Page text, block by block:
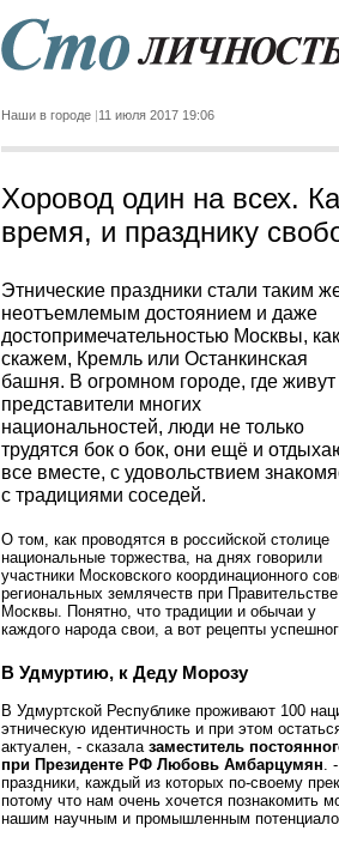
Наши в городе 11 июля 2017 19:06
Хоровод один на всех.
время, и празднику
Этнические праздники стали таким
неотъемлемым достоянием и даже
достопримечательностью Москвы,
скажем, Кремль или Останкинская
башня. В огромном городе, где живут
представители многих
национальностей, люди не только
трудятся бок о бок, они ещё и
все вместе, с удовольствием
с традициями соседей.
О том, как проводятся в российской столице
национальные торжества, на днях говорили
участники Московского координационного
региональных землячеств при Правительстве
Москвы. Понятно, что традиции и обычаи у
каждого народа свои, а вот рецепты
В Удмуртию, к Деду Морозу
В Удмуртской Республике проживают 100
этническую идентичность и при этом
актуален, - сказала заместитель
при Президенте РФ Любовь Амбарцумян.
праздники, каждый из которых по-своему
потому что нам очень хочется познакомить
нашим научным и промышленным